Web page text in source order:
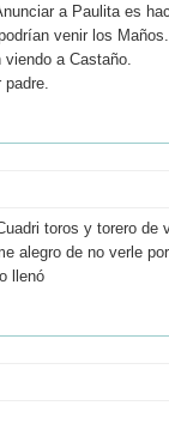
a Paulita es
venir los Maños.
a Castaño.
toros y torero de
alegro de no verle
llenó